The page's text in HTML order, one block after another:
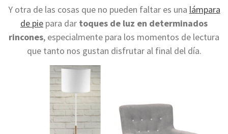
Y otra de las cosas que no pueden faltar es una lámpara
de pie para dar toques de luz en determinados
rincones, especialmente para los momentos de lectura
que tanto nos gustan disfrutar al final del día.